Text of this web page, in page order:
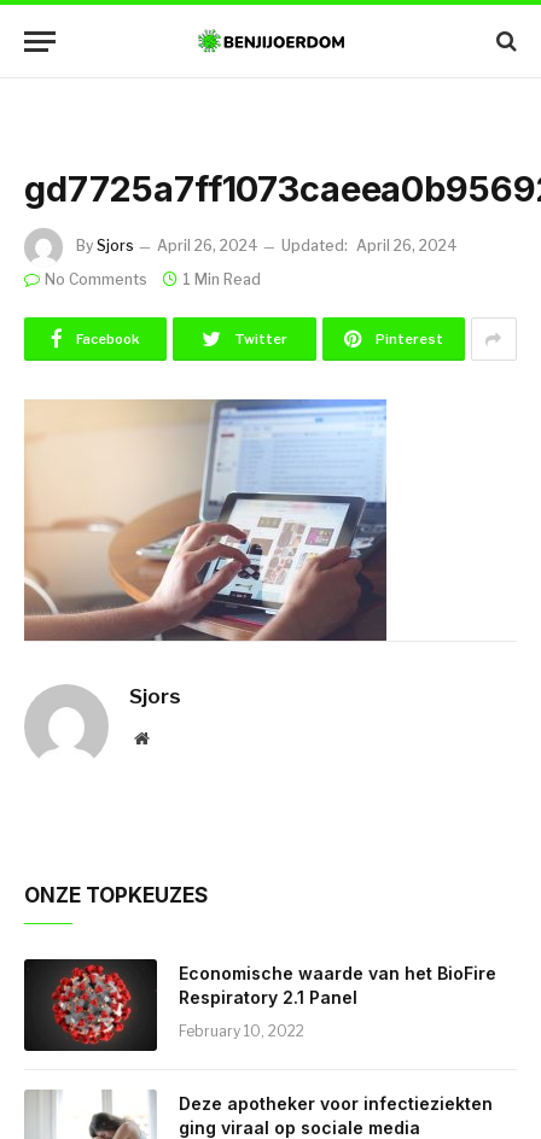
By Sjors April 26, 2024 Updated: April 26, 2024
No Comments
1 Min Read
Facebook Twitter Pinterest
Sjors
Website
ONZE TOPKEUZES
Economische waarde van het BioFire
Respiratory 2.1 Panel
February 10, 2022
Deze apotheker voor infectieziekten
ging viraal op sociale media